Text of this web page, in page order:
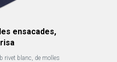
ensacades,
rivet blanc, de molles